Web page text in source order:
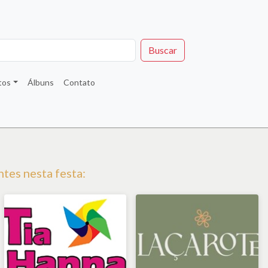
Buscar
Álbuns Contato
nesta festa: